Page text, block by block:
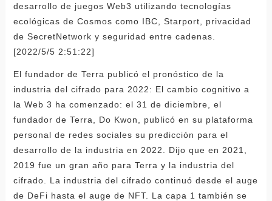
desarrollo de juegos Web3 utilizando tecnologías
ecológicas de Cosmos como IBC, Starport, privacidad
de SecretNetwork y seguridad entre cadenas.
[2022/5/5 2:51:22]
El fundador de Terra publicó el pronóstico de la
industria del cifrado para 2022: El cambio cognitivo a
la Web 3 ha comenzado: el 31 de diciembre, el
fundador de Terra, Do Kwon, publicó en su plataforma
personal de redes sociales su predicción para el
desarrollo de la industria en 2022. Dijo que en 2021,
2019 fue un gran año para Terra y la industria del
cifrado. La industria del cifrado continuó desde el auge
de DeFi hasta el auge de NFT. La capa 1 también se